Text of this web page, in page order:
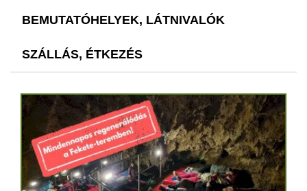
BEMUTATÓHELYEK, LÁTNIVALÓK
SZÁLLÁS, ÉTKEZÉS